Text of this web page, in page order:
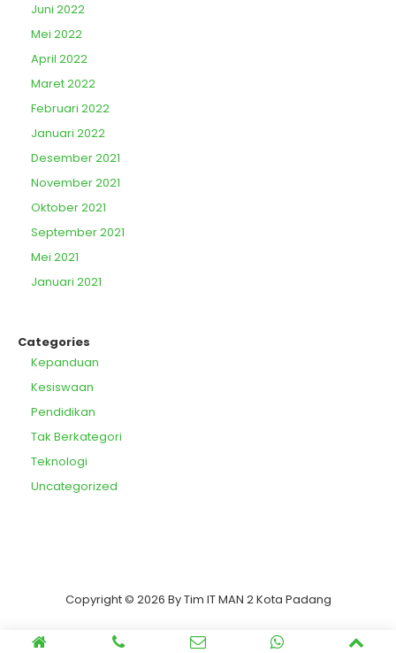
Juni 2022
Mei 2022
April 2022
Maret 2022
Februari 2022
Januari 2022
Desember 2021
November 2021
Oktober 2021
September 2021
Mei 2021
Januari 2021
Categories
Kepanduan
Kesiswaan
Pendidikan
Tak Berkategori
Teknologi
Uncategorized
Copyright © 2026 By Tim IT MAN 2 Kota Padang